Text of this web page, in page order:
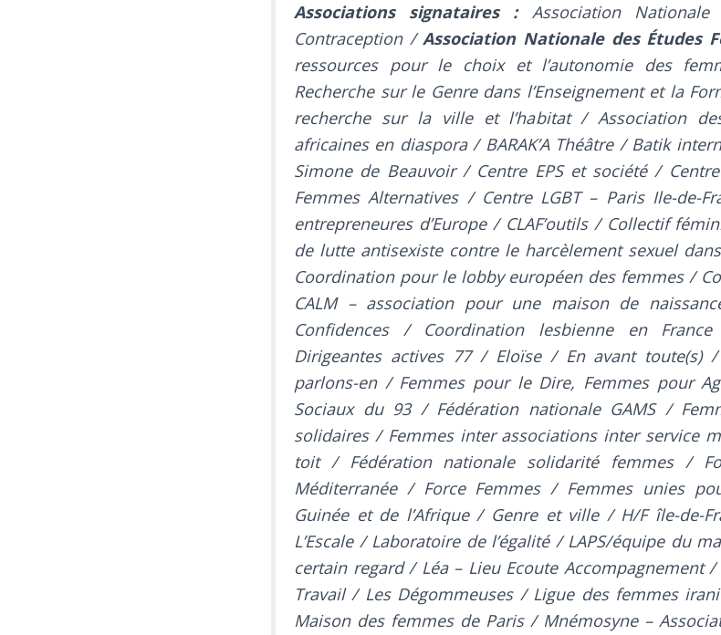
Associations signataires :Association Nationale
Contraception /Association Nationale des Études
ressources pour le choix et l’autonomie des
Recherche sur le Genre dans l’Enseignement et la
recherche sur la ville et l’habitat / Association
africaines en diaspora / BARAK’A Théâtre / Batik
Simone de Beauvoir / Centre EPS et société /
Femmes Alternatives / Centre LGBT – Paris Ile-de-
entrepreneures d’Europe / CLAF’outils / Collectif
de lutte antisexiste contre le harcèlement sexuel
Coordination pour le lobby européen des femmes /
CALM – association pour une maison de
Confidences / Coordination lesbienne en
Dirigeantes actives 77 / Eloïse / En avant toute(s)
parlons-en / Femmes pour le Dire, Femmes pour
Sociaux du 93 / Fédération nationale GAMS /
solidaires / Femmes inter associations inter service
toit / Fédération nationale solidarité femmes /
Méditerranée / Force Femmes / Femmes unies
Guinée et de l’Afrique / Genre et ville / H/F île-de-
L’Escale / Laboratoire de l’égalité / LAPS/équipe du
certain regard / Léa – Lieu Ecoute Accompagnement
Travail / Les Dégommeuses / Ligue des femmes
Maison des femmes de Paris / Mnémosyne –